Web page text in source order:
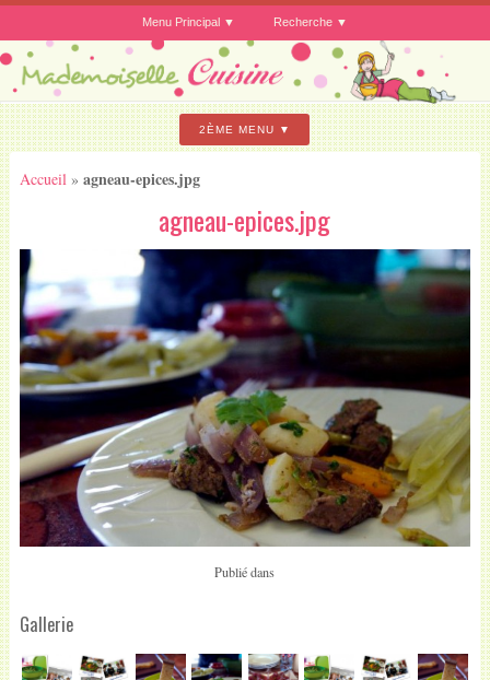
Menu Principal Recherche
2ÈME MENU
Accueil » agneau-epices.jpg
agneau-epices.jpg
Publié dans
Gallerie